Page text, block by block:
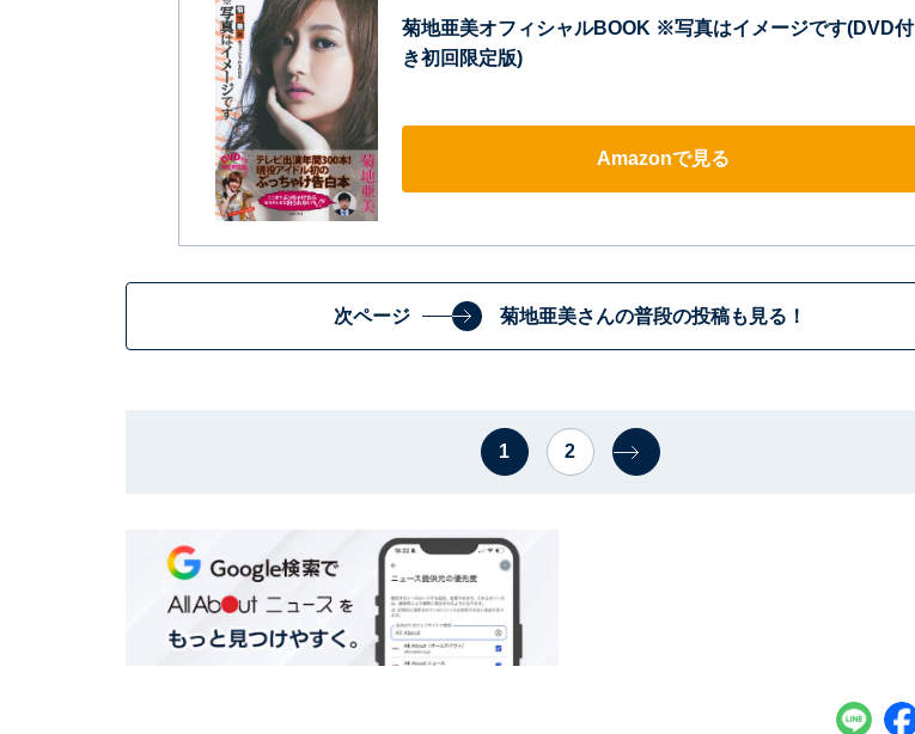
菊地亜美オフィシャルBOOK ※写真はイメージです(DVD付
き初回限定版)
Amazonで見る
次ページ 菊地亜美さんの普段の投稿も見る！
1 2